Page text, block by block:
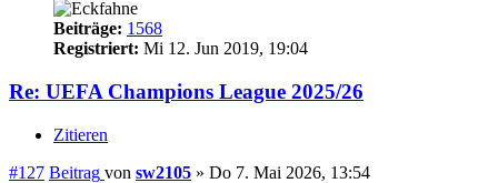
Beiträge: 1568
Registriert: Mi 12. Jun 2019, 19:04
Re: UEFA Champions League 2025/26
Zitieren
#127 Beitrag von sw2105 » Do 7. Mai 2026, 13:54